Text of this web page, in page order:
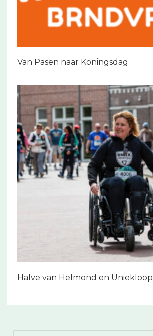
Van Pasen naar Koningsdag
Halve van Helmond en Uniekloop